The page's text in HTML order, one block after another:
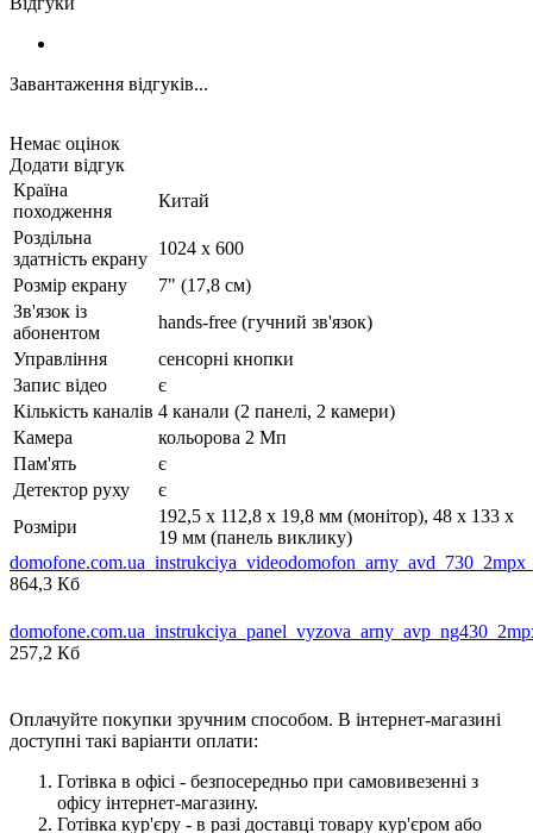
Завантаження відгуків...
Немає оцінок
Додати відгук
Країна
походження
Китай
Роздільна
здатність екрану
1024 x 600
Розмір екрану
7" (17,8 см)
Зв'язок із
абонентом
hands-free (гучний зв'язок)
Управління
сенсорні кнопки
Запис відео
є
Кількість каналів 4 канали (2 панелі, 2 камери)
Камера
кольорова 2 Мп
Пам'ять
є
Детектор руху
є
Розміри
192,5 x 112,8 x 19,8 мм (монітор), 48 х 133 х
19 мм (панель виклику)
864,3 Кб
257,2 Кб
Оплачуйте покупки зручним способом. В інтернет-магазині
доступні такі варіанти оплати:
Готівка в офісі - безпосередньо при самовивезенні з
офісу інтернет-магазину.
Готівка кур'єру - в разі доставці товару кур'єром або